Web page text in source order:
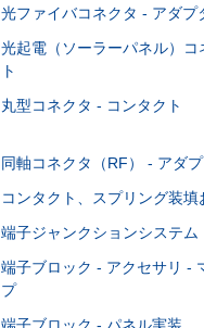
光ファイバコネクタ - アダプ
光起電（ソーラーパネル）コ
ト
丸型コネクタ - コンタクト
同軸コネクタ（RF） - アダプ
コンタクト、スプリング装填
端子ジャンクションシステム
端子ブロック - アクセサリ -
プ
端子ブロック - パネル実装